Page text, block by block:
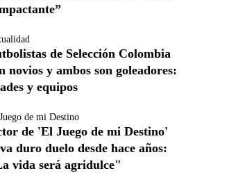
de Selección Colombia
novios y ambos son goleadores:
y equipos
de mi Destino
de 'El Juego de mi Destino'
duro duelo desde hace años:
vida será agridulce"